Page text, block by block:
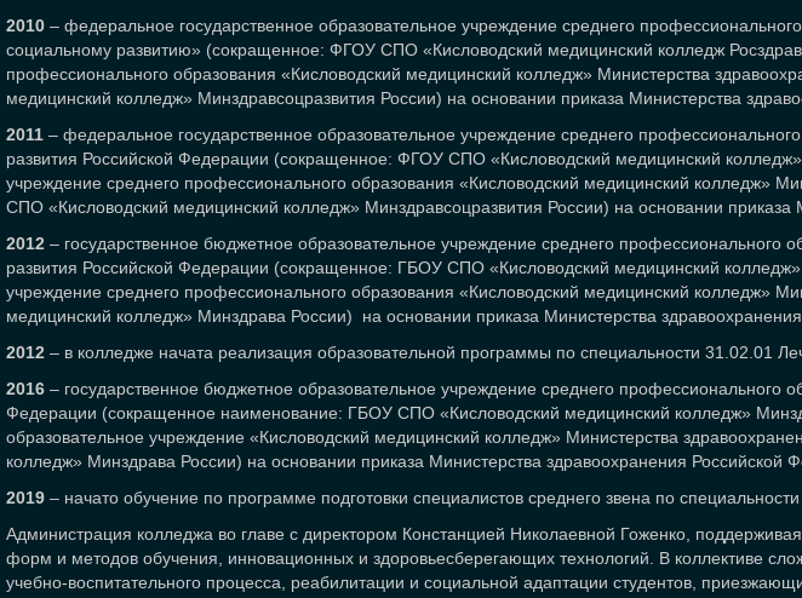
2010 – федеральное государственное образовательное учреждение среднего
социальному развитию» (сокращенное: ФГОУ СПО «Кисловодский медицинский колледж
профессионального образования «Кисловодский медицинский колледж» Министерства
медицинский колледж» Минздравсоцразвития России) на основании приказа Министерства
2011 – федеральное государственное образовательное учреждение среднего
развития Российской Федерации (сокращенное: ФГОУ СПО «Кисловодский медицинский
учреждение среднего профессионального образования «Кисловодский медицинский колледж»
СПО «Кисловодский медицинский колледж» Минздравсоцразвития России) на основании
2012 – государственное бюджетное образовательное учреждение среднего
развития Российской Федерации (сокращенное: ГБОУ СПО «Кисловодский медицинский
учреждение среднего профессионального образования «Кисловодский медицинский колледж»
медицинский колледж» Минздрава России) на основании приказа Министерства
2012 – в колледже начата реализация образовательной программы по специальности 31.02.01
2016 – государственное бюджетное образовательное учреждение среднего профессионального
Федерации (сокращенное наименование: ГБОУ СПО «Кисловодский медицинский колледж»
образовательное учреждение «Кисловодский медицинский колледж» Министерства
колледж» Минздрава России) на основании приказа Министерства здравоохранения
2019 – начато обучение по программе подготовки специалистов среднего звена по
Администрация колледжа во главе с директором Констанцией Николаевной Гоженко,
форм и методов обучения, инновационных и здоровьесберегающих технологий. В коллективе
учебно-воспитательного процесса, реабилитации и социальной адаптации студентов,